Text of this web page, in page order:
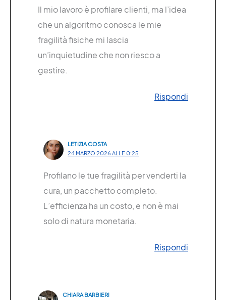
Il mio lavoro è profilare clienti, ma l’idea
che un algoritmo conosca le mie
fragilità fisiche mi lascia
un’inquietudine che non riesco a
gestire.
Rispondi
LETIZIA COSTA
24 MARZO 2026 ALLE 0:25
Profilano le tue fragilità per venderti la
cura, un pacchetto completo.
L’efficienza ha un costo, e non è mai
solo di natura monetaria.
Rispondi
CHIARA BARBIERI